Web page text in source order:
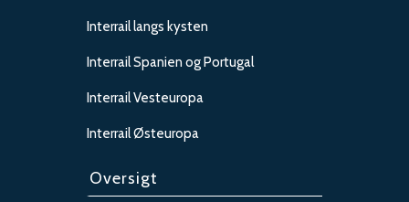
Interrail langs kysten
Interrail Spanien og Portugal
Interrail Vesteuropa
Interrail Østeuropa
Oversigt